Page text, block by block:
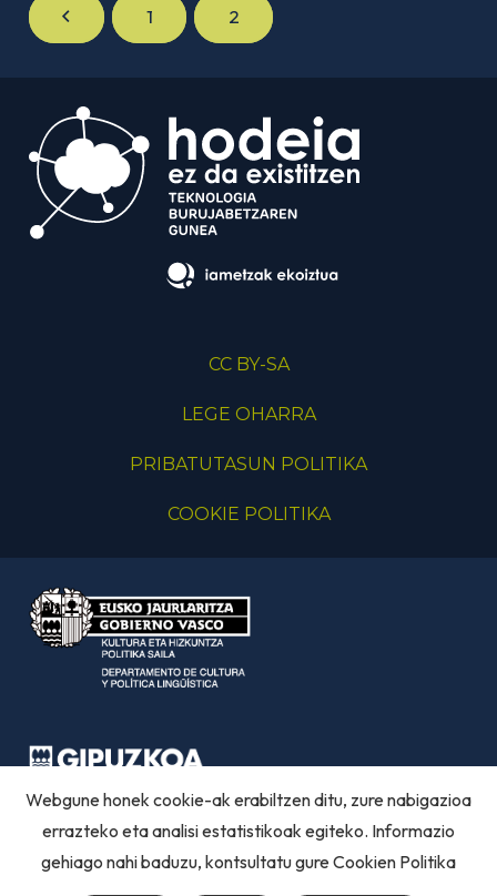
1 2
CC BY-SA
LEGE OHARRA
PRIBATUTASUN POLITIKA
COOKIE POLITIKA
Webgune honek cookie-ak erabiltzen ditu, zure nabigazioa
errazteko eta analisi estatistikoak egiteko. Informazio
gehiago nahi baduzu, kontsultatu gureCookien Politika